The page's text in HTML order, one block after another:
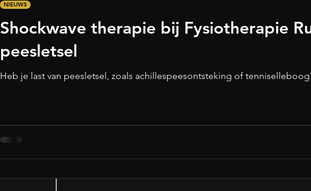
Shockwave therapie bij Fysiotherapie
peesletsel
Heb je last van peesletsel, zoals achillespeesontsteking of
NIEUWS